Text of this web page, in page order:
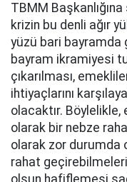
TBMM
krizin bu denli ağır
yüzü bari bayramda
bayram ikramiyesi
çıkarılması,
ihtiyaçlarını
olacaktır.
olarak bir nebze
olarak zor durumda
rahat geçirebilmeleri
olsun hafiflemesi